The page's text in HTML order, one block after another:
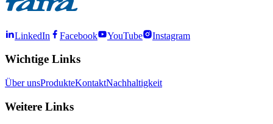
LinkedIn Facebook YouTube Instagram
Wichtige Links
Über unsProdukteKontaktNachhaltigkeit
Weitere Links